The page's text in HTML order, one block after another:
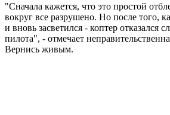
"Сначала кажется, что это простой
вокруг все разрушено. Но после того,
и вновь засветился - коптер отказался
пилота", - отмечает
Вернись живым.